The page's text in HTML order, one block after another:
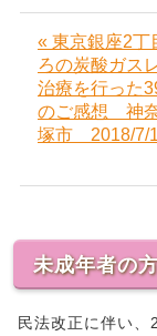
« 東京銀座2丁
ろの炭酸ガス
治療を行った
のご感想 神
塚市 2018/7/
未成年者の
民法改正に伴い